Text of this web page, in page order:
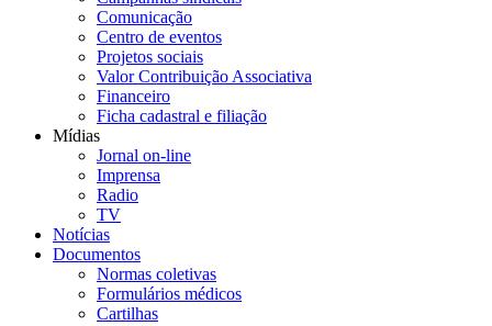
Comunicação
Centro de eventos
Projetos sociais
Valor Contribuição Associativa
Financeiro
Ficha cadastral e filiação
Mídias
Jornal on-line
Imprensa
Radio
TV
Notícias
Documentos
Normas coletivas
Formulários médicos
Cartilhas